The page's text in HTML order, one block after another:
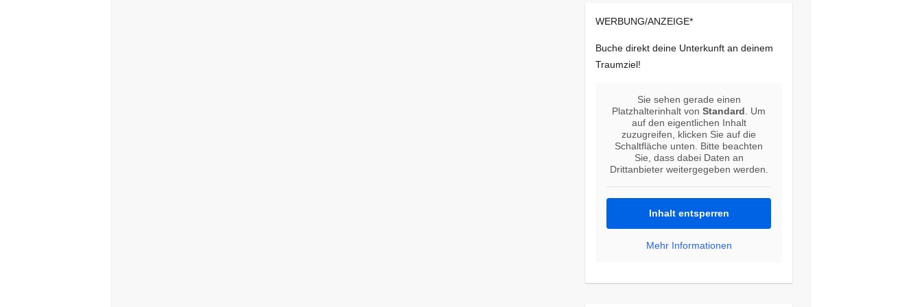
WERBUNG/ANZEIGE*
Buche direkt deine Unterkunft an deinem
Traumziel!
Sie sehen gerade einen
Platzhalterinhalt vonStandard . Um
auf den eigentlichen Inhalt
zuzugreifen, klicken Sie auf die
Schaltfläche unten. Bitte beachten
Sie, dass dabei Daten an
Drittanbieter weitergegeben werden.
Inhalt entsperren
Mehr Informationen